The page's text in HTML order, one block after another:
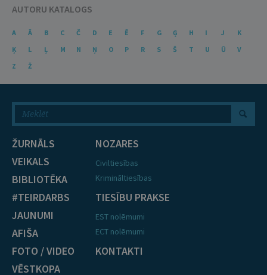
AUTORU KATALOGS
A Ā B C Č D E Ē F G Ģ H I J
K
Ķ
L Ļ M N Ņ O P R S Š T U Ū
V
Z
Ž
ŽURNĀLS
VEIKALS
BIBLIOTĒKA
#TEIRDARBS
JAUNUMI
AFIŠA
FOTO / VIDEO
VĒSTKOPA
NOZARES
Civiltiesības
Krimināltiesības
TIESĪBU PRAKSE
EST nolēmumi
ECT nolēmumi
KONTAKTI